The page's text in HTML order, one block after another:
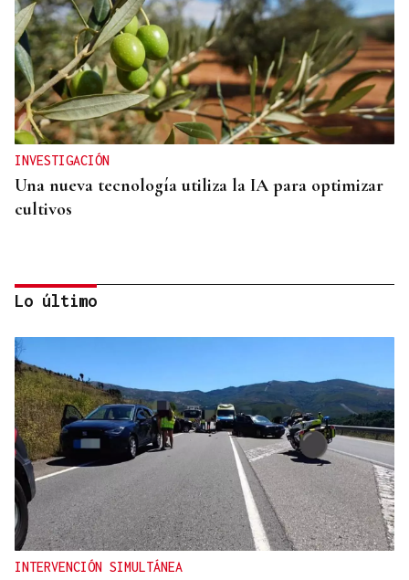
INVESTIGACIÓN
Una nueva tecnología utiliza la IA para optimizar
cultivos
SIEMENS GAMESA
El Ibex 35 abre la sesión con un alza del 0,4% y
acaricia los históricos 20.100 puntos
Lo último
INTERVENCIÓN SIMULTÁNEA